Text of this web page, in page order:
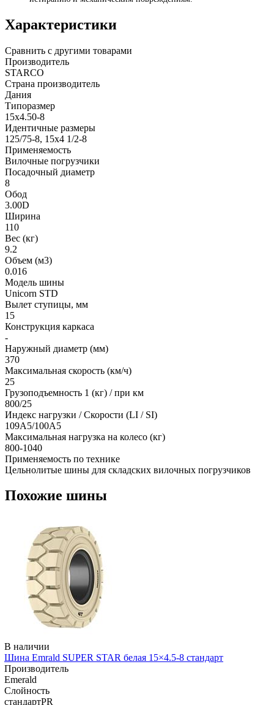
Характеристики
Сравнить с другими товарами
Производитель
STARCO
Страна производитель
Дания
Типоразмер
15x4.50-8
Идентичные размеры
125/75-8, 15x4 1/2-8
Применяемость
Вилочные погрузчики
Посадочный диаметр
8
Обод
3.00D
Ширина
110
Вес (кг)
9.2
Объем (м3)
0.016
Модель шины
Unicorn STD
Вылет ступицы, мм
15
Конструкция каркаса
-
Наружный диаметр (мм)
370
Максимальная скорость (км/ч)
25
Грузоподъемность 1 (кг) / при км
800/25
Индекс нагрузки / Скорости (LI / SI)
109A5/100A5
Максимальная нагрузка на колесо (кг)
800-1040
Применяемость по технике
Цельнолитые шины для складских вилочных погрузчиков
Похожие шины
В наличии
Шина Emrald SUPER STAR белая 15×4.5-8 стандарт
Производитель
Emerald
Слойность
стандартPR